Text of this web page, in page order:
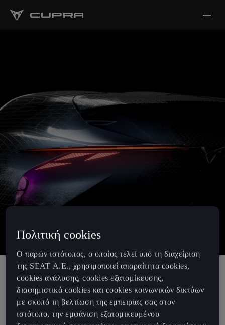
Παγκόσμια Πρεμιέρα του
πρωτότυπου CUPRA DarkRebel:
Πολιτική cookies
Ο παρών ιστότοπος, ο οποίος τελεί υπό τη διαχείριση
της SEAT Α.Ε., χρησιμοποιεί απαραίτητα cookies,
cookies ανάλυσης, cookies εξατομίκευσης,
διαφημιστικά cookies και cookies κοινωνικών δικτύων
με σκοπό τη βελτίωση της εμπειρίας σας στον
ιστότοπο, την εμφάνιση εξατομικευμένου